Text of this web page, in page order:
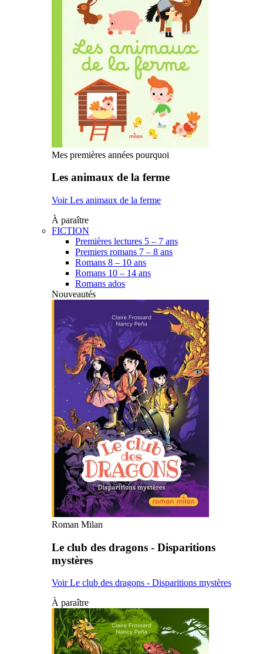
Mes premières années pourquoi
Les animaux de la ferme
Voir Les animaux de la ferme
À paraître
FICTION
Premières lectures 5 – 7 ans
Premiers romans 7 – 8 ans
Romans 8 – 10 ans
Romans 10 – 14 ans
Romans ados
Nouveautés
Roman Milan
Le club des dragons - Disparitions
mystères
Voir Le club des dragons - Disparitions mystères
À paraître